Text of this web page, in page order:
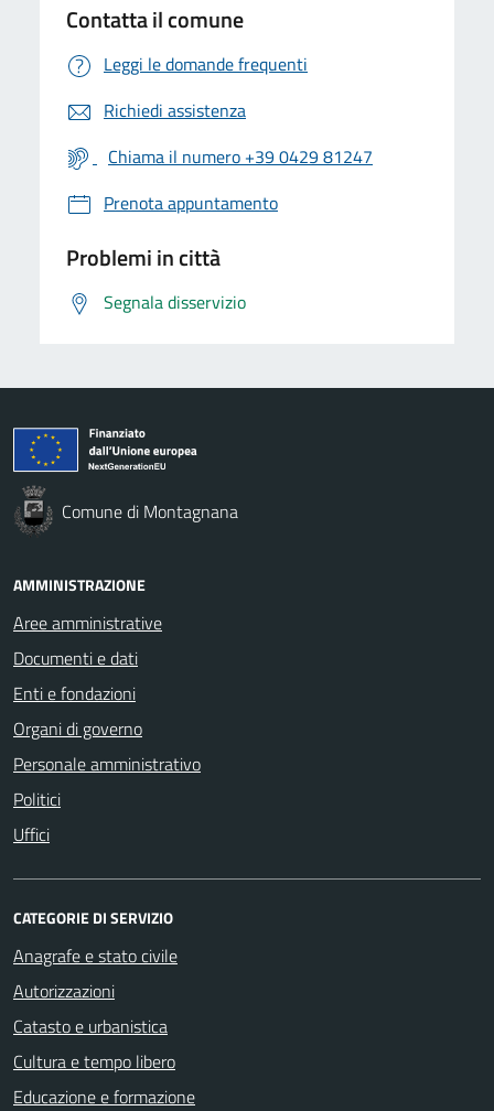
Contatta il comune
Leggi le domande frequenti
Richiedi assistenza
Chiama il numero +39 0429 81247
Prenota appuntamento
Problemi in città
Segnala disservizio
Comune di Montagnana
AMMINISTRAZIONE
Aree amministrative
Documenti e dati
Enti e fondazioni
Organi di governo
Personale amministrativo
Politici
Uffici
CATEGORIE DI SERVIZIO
Anagrafe e stato civile
Autorizzazioni
Catasto e urbanistica
Cultura e tempo libero
Educazione e formazione